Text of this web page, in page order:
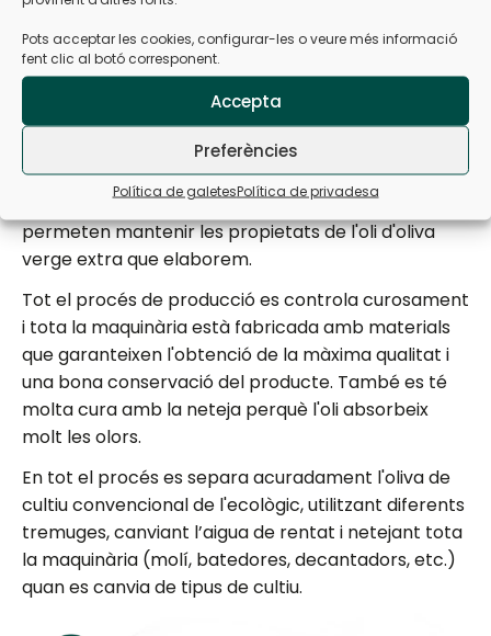
Pots acceptar les cookies, configurar-les o veure més informació
fent clic al botó corresponent.
Accepta
Preferències
Política de galetesPolítica de privadesa
Garantia de qualitat
Els avenços tecnològics i les noves instal·lacions
permeten mantenir les propietats de l'oli d'oliva
verge extra que elaborem.
Tot el procés de producció es controla curosament
i tota la maquinària està fabricada amb materials
que garanteixen l'obtenció de la màxima qualitat i
una bona conservació del producte. També es té
molta cura amb la neteja perquè l'oli absorbeix
molt les olors.
En tot el procés es separa acuradament l'oliva de
cultiu convencional de l'ecològic, utilitzant diferents
tremuges, canviant l’aigua de rentat i netejant tota
la maquinària (molí, batedores, decantadors, etc.)
quan es canvia de tipus de cultiu.